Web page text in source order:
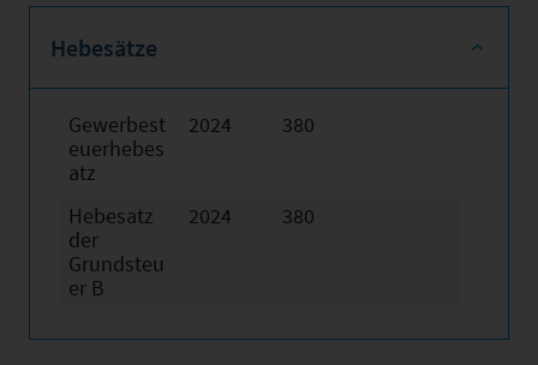
Hebesätze
Gewerbest
euerhebes
atz
2024 380
Hebesatz
der
Grundsteu
er B
2024 380